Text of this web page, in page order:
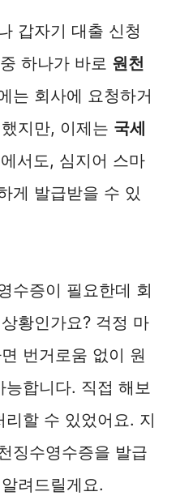
갑자기 대출 신청
하나가 바로 원천
는 회사에 요청하거
지만, 이제는 국세
서도, 심지어 스마
게 발급받을 수 있
수증이 필요한데 회
황인가요? 걱정 마
번거로움 없이 원
합니다. 직접 해보
할 수 있었어요. 지
징수영수증을 발급
려드릴게요.